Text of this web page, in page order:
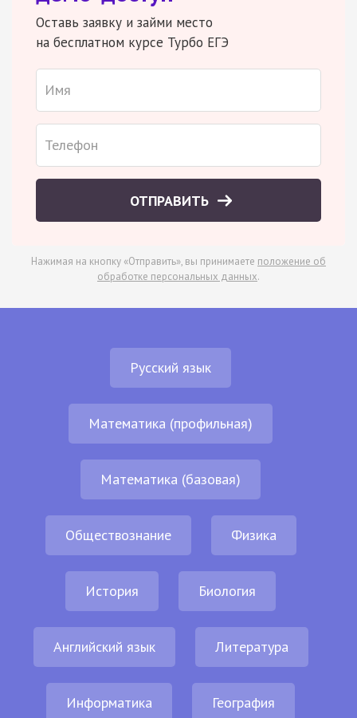
Оставь заявку и займи место
на бесплатном курсе Турбо ЕГЭ
ОТПРАВИТЬ
Нажимая на кнопку «Отправить», вы принимаете положение об
обработке персональных данных.
Русский язык
Математика (профильная)
Математика (базовая)
Обществознание Физика
История Биология
Английский язык Литература
Информатика География